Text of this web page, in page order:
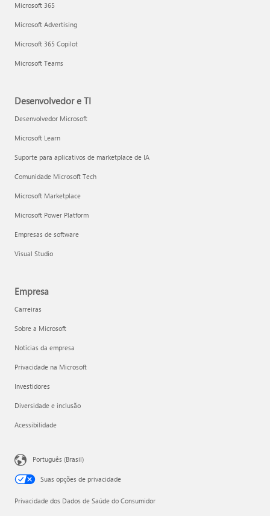
Microsoft 365
Microsoft Advertising
Microsoft 365 Copilot
Microsoft Teams
Desenvolvedor e TI
Desenvolvedor Microsoft
Microsoft Learn
Suporte para aplicativos de marketplace de IA
Comunidade Microsoft Tech
Microsoft Marketplace
Microsoft Power Platform
Empresas de software
Visual Studio
Empresa
Carreiras
Sobre a Microsoft
Notícias da empresa
Privacidade na Microsoft
Investidores
Diversidade e inclusão
Acessibilidade
Português (Brasil)
Suas opções de privacidade
Privacidade dos Dados de Saúde do Consumidor